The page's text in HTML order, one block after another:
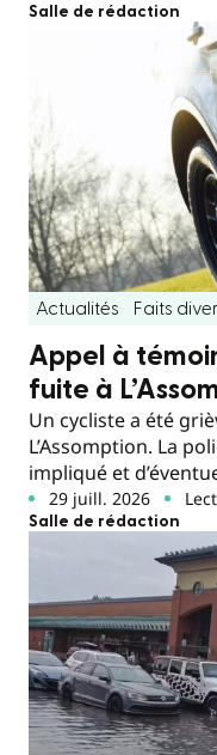
Salle de rédaction
Actualités Faits
Appel à
fuite à
Un cycliste a été
L’Assomption. La
impliqué et
29 juill. 2026
Salle de rédaction